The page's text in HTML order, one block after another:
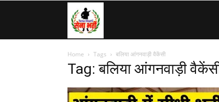
»
Army,
Home Tags बलिया आंगनवाड़ी वैकेंसी
Tag: बलिया आंगनवाड़ी